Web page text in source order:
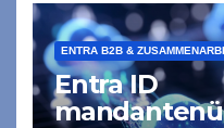
ENTRA B2B &
Entra ID